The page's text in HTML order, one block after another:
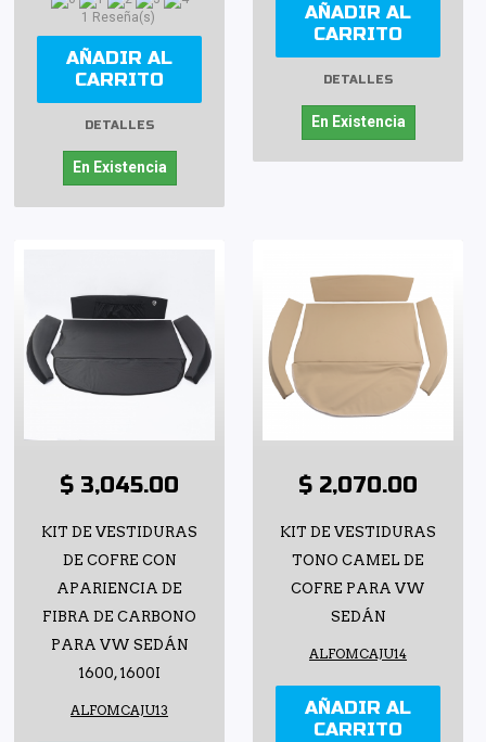
1 Reseña(s)
AÑADIR AL
CARRITO
DETALLES
En Existencia
AÑADIR AL
CARRITO
DETALLES
En Existencia
$ 3,045.00
KIT DE VESTIDURAS
DE COFRE CON
APARIENCIA DE
FIBRA DE CARBONO
PARA VW SEDÁN
1600, 1600I
ALFOMCAJU13
$ 2,070.00
KIT DE VESTIDURAS
TONO CAMEL DE
COFRE PARA VW
SEDÁN
ALFOMCAJU14
AÑADIR AL
CARRITO